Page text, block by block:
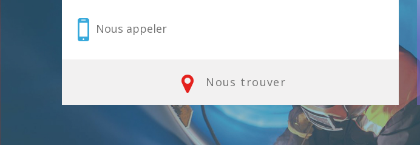
Nous appeler
Nous trouver